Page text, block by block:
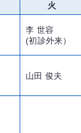
火
李 世容
(初診外来）
山田 俊夫